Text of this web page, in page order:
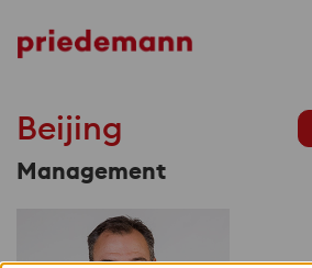
Prev
Beijing
Management